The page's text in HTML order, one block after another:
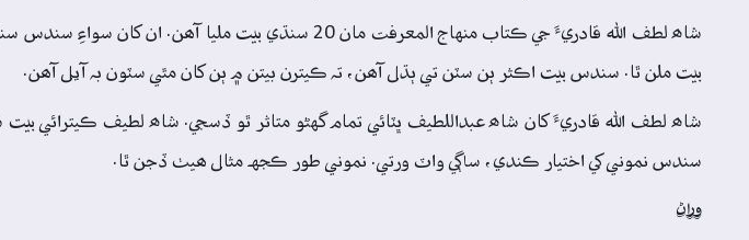
بيت ملن ٿا. سندس بيت اڪثر ٻن سٽن تي ٻڌل آھن، تہ ڪيترن بيتن ۾ ٻن کان مٿي سٽون بہ آيل آھن.
شاھ لطف الله قادريءَ کان شاھ عبداللطيف ڀٽائي تمام گهڻو متاثر ٿو ڏسجي. شاھ لطيف ڪيترائي
سندس نموني کي اختيار ڪندي، ساڳي واٽ ورتي. نموني طور ڪجهہ مثال ھيٺ ڏجن ٿا.
وراڻ